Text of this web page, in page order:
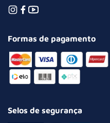
Formas de pagamento
Selos de segurança